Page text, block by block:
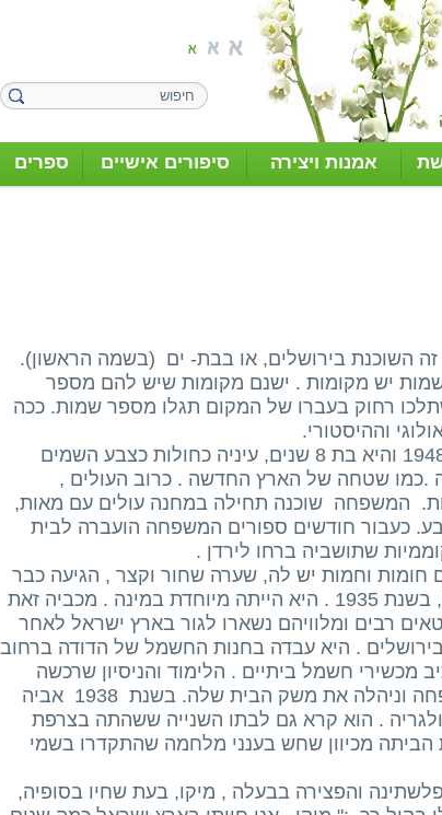
אמנות ויצירה סיפורים אישיים ספרים
השוכנת בירושלים, או בבת- ים (בשמה הראשון).
יש מקומות . ישנם מקומות שיש להם מספר
רחוק בעברו של המקום תגלו מספר שמות. ככה
וההיסטורי.
סטלה עלתה באנייה "בולגריה" בנובמבר 1948 והיא בת 8 שנים, עיניה כחולות כצבע השמים
.כמו שטחה של הארץ החדשה . כרוב העולים ,
הגרעינית שלה מנתה בת 4 נפשות. המשפחה שוכנה תחילה במחנה עולים עם מאות,
כעבור חודשים ספורים המשפחה הועברה לבית
שתושביה ברחו לירדן .
חומות וחמות יש לה, שערה שחור וקצר , הגיעה כבר
קודם לפלשתינה במסגרת המכביה השנייה, בשנת 1935 . היא הייתה מיוחדת במינה . מכביה זאת
רבים ומלוויהם נשארו לגור בארץ ישראל לאחר
. היא עבדה בחנות החשמל של הדודה ברחוב
מכשירי חשמל ביתיים . הלימוד והניסיון שרכשה
עזרו לה מאוד בחיי היום כאשר הקימה משפחה וניהלה את משק הבית שלה. בשנת 1938 אביה
. הוא קרא גם לבתו השנייה ששהתה בצרפת
הביתה מכיוון שחש בענני מלחמה שהתקדרו בשמי
והפצירה בבעלה , מיקו, בעת שחיו בסופיה,